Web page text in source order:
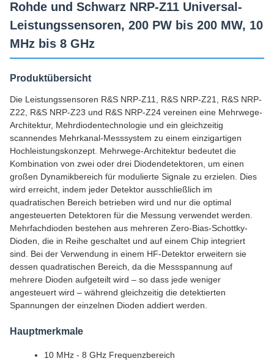
Rohde und Schwarz NRP-Z11 Universal-
Leistungssensoren, 200 PW bis 200 MW, 10
MHz bis 8 GHz
Produktübersicht
Die Leistungssensoren R&S NRP-Z11, R&S NRP-Z21, R&S NRP-
Z22, R&S NRP-Z23 und R&S NRP-Z24 vereinen eine Mehrwege-
Architektur, Mehrdiodentechnologie und ein gleichzeitig
scannendes Mehrkanal-Messsystem zu einem einzigartigen
Hochleistungskonzept. Mehrwege-Architektur bedeutet die
Kombination von zwei oder drei Diodendetektoren, um einen
großen Dynamikbereich für modulierte Signale zu erzielen. Dies
wird erreicht, indem jeder Detektor ausschließlich im
quadratischen Bereich betrieben wird und nur die optimal
angesteuerten Detektoren für die Messung verwendet werden.
Mehrfachdioden bestehen aus mehreren Zero-Bias-Schottky-
Dioden, die in Reihe geschaltet und auf einem Chip integriert
sind. Bei der Verwendung in einem HF-Detektor erweitern sie
dessen quadratischen Bereich, da die Messspannung auf
mehrere Dioden aufgeteilt wird – so dass jede weniger
angesteuert wird – während gleichzeitig die detektierten
Spannungen der einzelnen Dioden addiert werden.
Hauptmerkmale
10 MHz - 8 GHz Frequenzbereich